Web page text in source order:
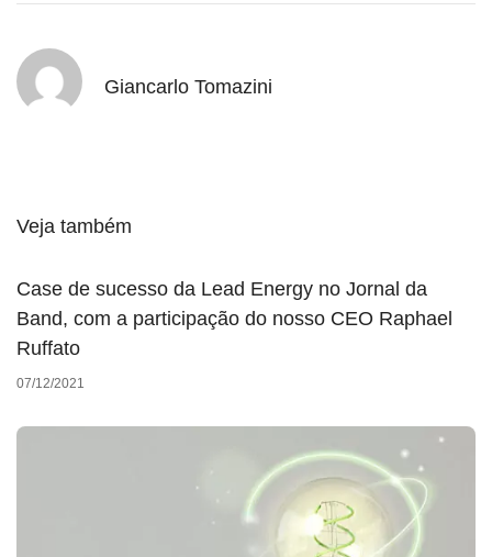
Giancarlo Tomazini
Veja também
Case de sucesso da Lead Energy no Jornal da
Band, com a participação do nosso CEO Raphael
Ruffato
07/12/2021